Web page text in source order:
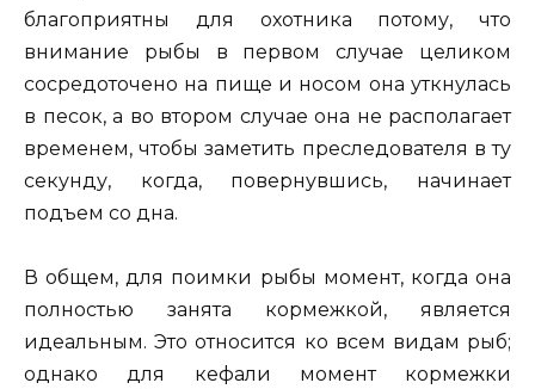
благоприятны для охотника потому, что
внимание рыбы в первом случае целиком
сосредоточено на пище и носом она уткнулась
в песок, а во втором случае она не располагает
временем, чтобы заметить преследователя в ту
секунду, когда, повернувшись, начинает
подъем со дна.
В общем, для поимки рыбы момент, когда она
полностью занята кормежкой, является
идеальным. Это относится ко всем видам рыб;
однако для кефали момент кормежки